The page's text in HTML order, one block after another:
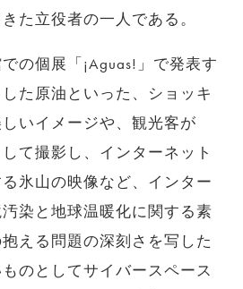
た立役者の一人である。
の個展「¡Aguas!」で発表す
た原油といった、ショッキ
いイメージや、観光客が
て撮影し、インターネット
氷山の映像など、インター
染と地球温暖化に関する素
える問題の深刻さを写した
のとしてサイバースペース